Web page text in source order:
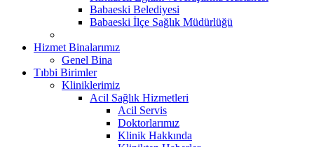
Babaeski Belediyesi
Babaeski İlçe Sağlık Müdürlüğü
Hizmet Binalarımız
Genel Bina
Tıbbi Birimler
Kliniklerimiz
Acil Sağlık Hizmetleri
Acil Servis
Doktorlarımız
Klinik Hakkında